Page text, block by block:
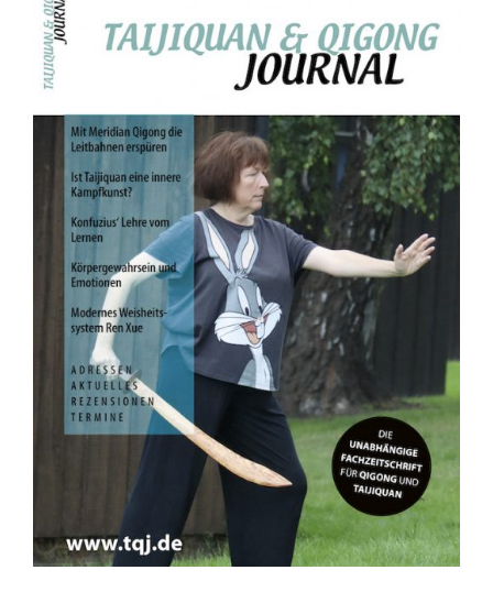
Fachbücher
Poster, Karten, Medien
Sonstiges